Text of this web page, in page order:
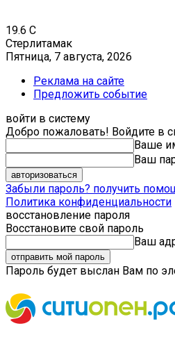
19.6 C
Стерлитамак
Пятница, 7 августа, 2026
Реклама на сайте
Предложить событие
войти в систему
Добро пожаловать! Войдите в
Ваше
Ваш
Забыли пароль? получить
Политика конфиденциальности
восстановление пароля
Восстановите свой пароль
Ваш
Пароль будет выслан Вам по